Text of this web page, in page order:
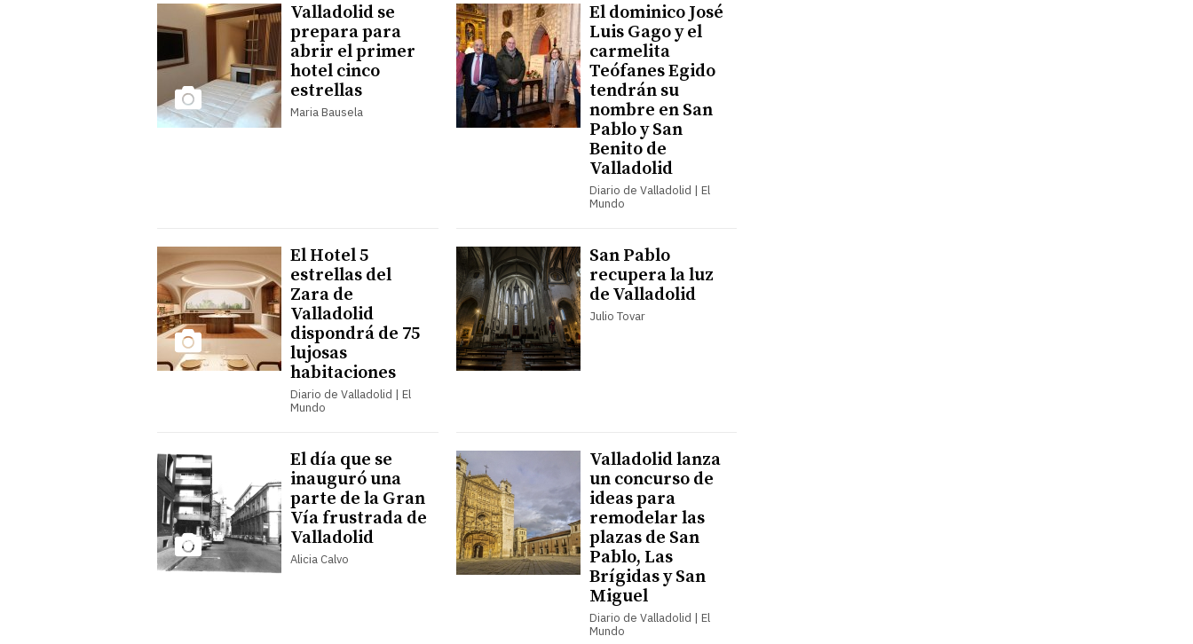
Valladolid se
prepara para
abrir el primer
hotel cinco
estrellas
Maria Bausela
El dominico José
Luis Gago y el
carmelita
Teófanes Egido
tendrán su
nombre en San
Pablo y San
Benito de
Valladolid
Diario de Valladolid | El
Mundo
El Hotel 5
estrellas del
Zara de
Valladolid
dispondrá de 75
lujosas
habitaciones
Diario de Valladolid | El
Mundo
San Pablo
recupera la luz
de Valladolid
Julio Tovar
El día que se
inauguró una
parte de la Gran
Vía frustrada de
Valladolid
Alicia Calvo
Valladolid lanza
un concurso de
ideas para
remodelar las
plazas de San
Pablo, Las
Brígidas y San
Miguel
Diario de Valladolid | El
Mundo